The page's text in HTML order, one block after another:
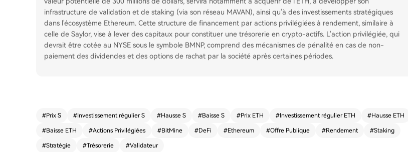
infrastructure de validation et de staking (via son réseau MAVAN), ainsi qu'à des investissements stratégiques
dans l'écosystème Ethereum. Cette structure de financement par actions privilégiées à rendement, similaire à
celle de Saylor, vise à lever des capitaux pour constituer une trésorerie en crypto-actifs. L'action privilégiée, qui
devrait être cotée au NYSE sous le symbole BMNP, comprend des mécanismes de pénalité en cas de non-
paiement des dividendes et des options de rachat par la société après certaines périodes.
#Prix S #Investissement régulier S #Hausse S #Baisse S #Prix ETH #Investissement régulier ETH #Hausse ETH
#Baisse ETH #Actions Privilégiées #BitMine #DeFi #Ethereum #Offre Publique #Rendement #Staking
#Stratégie #Trésorerie #Validateur